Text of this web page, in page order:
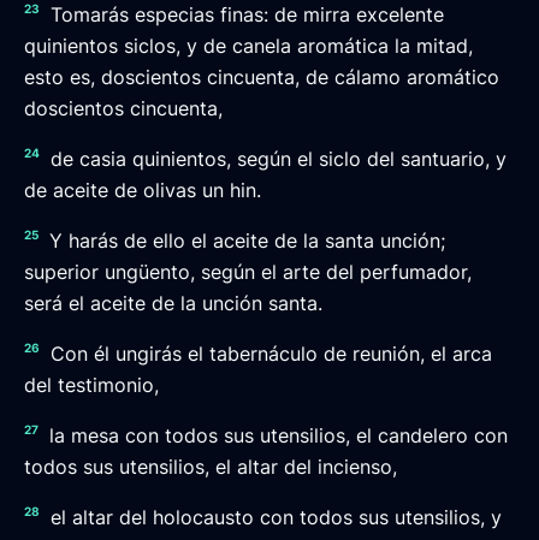
23
Tomarás especias finas: de mirra excelente
quinientos siclos, y de canela aromática la mitad,
esto es, doscientos cincuenta, de cálamo aromático
doscientos cincuenta,
24
de casia quinientos, según el siclo del santuario, y
de aceite de olivas un hin.
25
Y harás de ello el aceite de la santa unción;
superior ungüento, según el arte del perfumador,
será el aceite de la unción santa.
26
Con él ungirás el tabernáculo de reunión, el arca
del testimonio,
27
la mesa con todos sus utensilios, el candelero con
todos sus utensilios, el altar del incienso,
28
el altar del holocausto con todos sus utensilios, y